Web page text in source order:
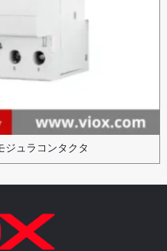
ジュラコンタクタ